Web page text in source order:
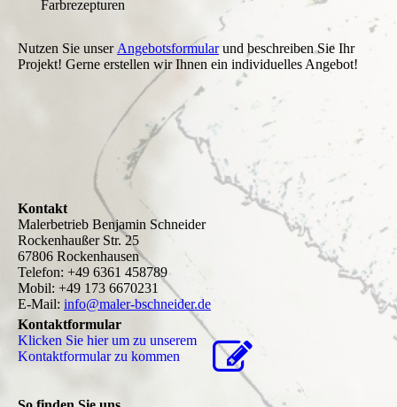
Farbrezepturen
Nutzen Sie unser Angebotsformularund beschreiben Sie Ihr
Projekt! Gerne erstellen wir Ihnen ein individuelles Angebot!
Kontakt
Malerbetrieb Benjamin Schneider
Rockenhaußer Str. 25
67806 Rockenhausen
Telefon: +49 6361 458789
Mobil: +49 173 6670231
E-Mail: info@maler-bschneider.de
Kontaktformular
Klicken Sie hier um zu unserem
Kon­takt­for­mu­lar zu kommen